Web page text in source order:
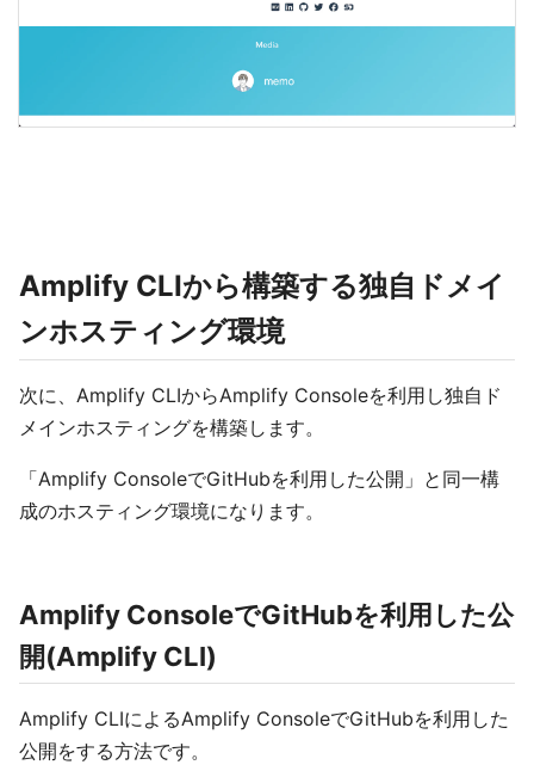
Amplify CLIから構築する独自ドメイ
ンホスティング環境
次に、Amplify CLIからAmplify Consoleを利用し独自ド
メインホスティングを構築します。
「Amplify ConsoleでGitHubを利用した公開」と同一構
成のホスティング環境になります。
Amplify ConsoleでGitHubを利用した公
開(Amplify CLI)
Amplify CLIによるAmplify ConsoleでGitHubを利用した
公開をする方法です。